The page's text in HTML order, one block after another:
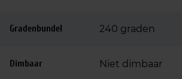
Gradenbundel 240 graden
Dimbaar Niet dimbaar